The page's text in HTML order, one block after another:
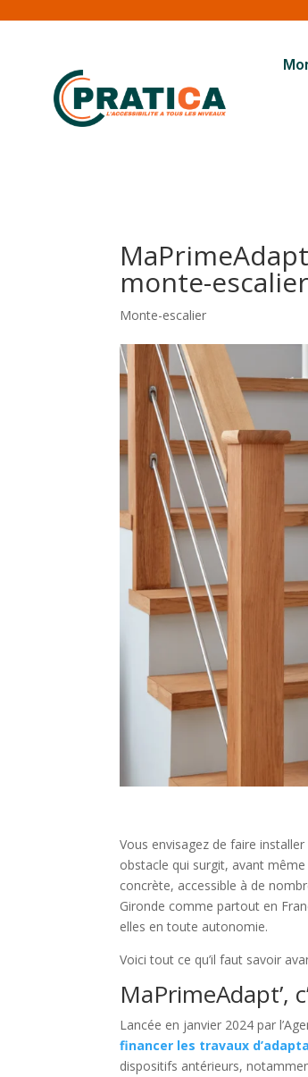
monte-
Monte-escalier
Vous envisagez de faire
obstacle qui surgit, avant même
concrète, accessible à de
Gironde comme partout en
elles en toute autonomie.
Voici tout ce qu’il faut savoir
MaPrimeAdapt’,
Lancée en janvier 2024 par
financer les travaux
dispositifs antérieurs,